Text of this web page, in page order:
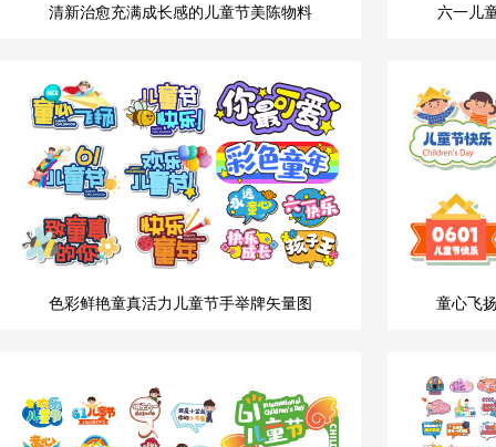
清新治愈充满成长感的儿童节美陈物料 六一儿
色彩鲜艳童真活力儿童节手举牌矢量图 童心飞